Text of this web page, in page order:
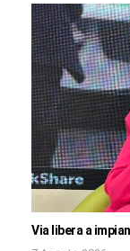
Via libera a